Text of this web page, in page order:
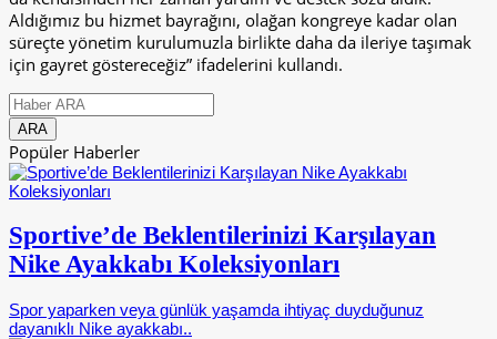
Aldığımız bu hizmet bayrağını, olağan kongreye kadar olan
süreçte yönetim kurulumuzla birlikte daha da ileriye taşımak
için gayret göstereceğiz” ifadelerini kullandı.
Popüler Haberler
Sportive’de Beklentilerinizi Karşılayan
Nike Ayakkabı Koleksiyonları
Spor yaparken veya günlük yaşamda ihtiyaç duyduğunuz
dayanıklı Nike ayakkabı..